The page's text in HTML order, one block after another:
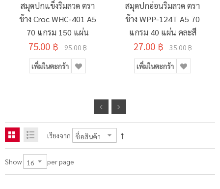
สมุดปกแข็งริมลวด ตรา
ช้าง Croc WHC-401 A5
70 แกรม 150 แผ่น
75.00 ฿ 95.00 ฿
เพิ่มในตะกร้า
สมุดปกอ่อนริมลวด ตรา
ช้าง WPP-124T A5 70
แกรม 40 แผ่น คละสี
27.00 ฿ 35.00 ฿
เพิ่มในตะกร้า
เรียงจาก
Show per page